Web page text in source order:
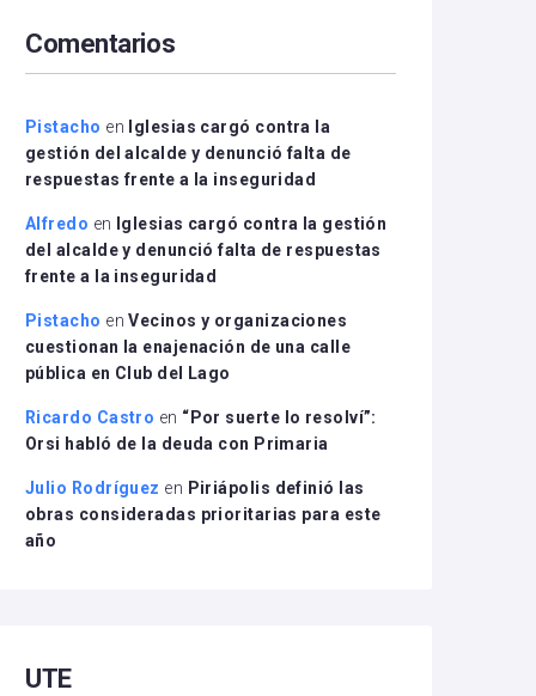
disminuir
el
Comentarios
Pistacho en
Iglesias cargó contra la
gestión del alcalde y denunció falta de
respuestas frente a la inseguridad
Alfredo en
Iglesias cargó contra la gestión
del alcalde y denunció falta de respuestas
frente a la inseguridad
Pistacho enVecinos y organizaciones
cuestionan la enajenación de una calle
pública en Club del Lago
Ricardo Castro en “Por suerte lo resolví”:
Orsi habló de la deuda con Primaria
Julio Rodríguez en Piriápolis definió las
obras consideradas prioritarias para este
año
UTE